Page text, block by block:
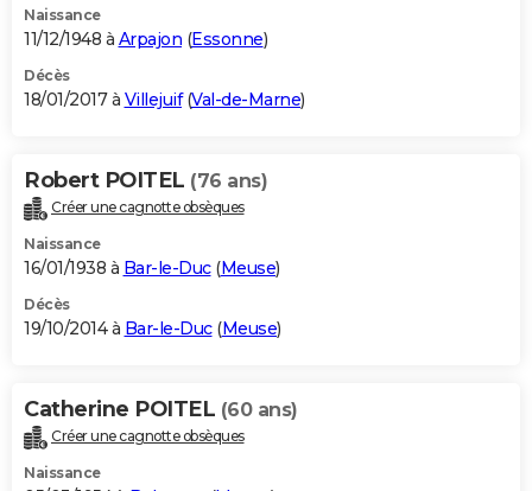
Naissance
11/12/1948 à Arpajon (Essonne)
Décès
18/01/2017 à Villejuif(Val-de-Marne)
Robert POITEL (76 ans)
Créer une cagnotte obsèques
Naissance
16/01/1938 à Bar-le-Duc(Meuse)
Décès
19/10/2014 à Bar-le-Duc(Meuse)
Catherine POITEL (60 ans)
Créer une cagnotte obsèques
Naissance